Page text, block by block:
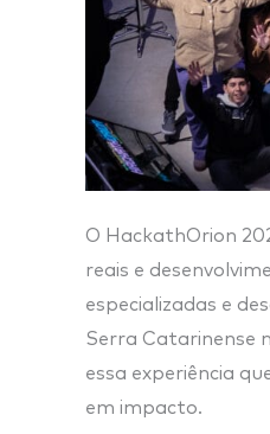
O HackathOrion
reais e
especializadas e
Serra Catarinense
essa experiência
em impacto.